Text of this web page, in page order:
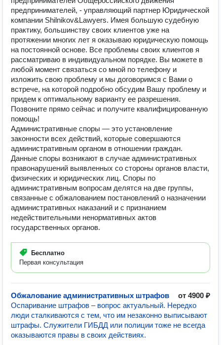
предпринимателей, - управляющий партнер Юридической
компании Shilnikov&Lawyers. Имея большую судебную
практику, большинству своих клиентов уже на
протяжении многих лет я оказываю юридическую помощь
на постоянной основе. Все проблемы своих клиентов я
рассматриваю в индивидуальном порядке. Вы можете в
любой момент связаться со мной по телефону и
изложить свою проблему и мы договоримся с Вами о
встрече, на которой подробно обсудим Вашу проблему и
придем к оптимальному варианту ее разрешения.
Позвоните прямо сейчас и получите квалифицированную
помощь!
Административные споры — это установление
законности всех действий, которые совершаются
административным органом в отношении граждан.
Данные споры возникают в случае административных
правонарушений выявленных со стороны органов власти,
физических и юридических лиц. Споры по
административным вопросам делятся на две группы,
связанные с обжалованием постановлений о назначении
административных наказаний и с признанием
недействительными ненормативных актов
государственных органов.
Бесплатно
Первая консультация
Обжалование административных штрафов
от 4900 ₽
Оспаривание штрафов – вопрос актуальный. Нередко
люди сталкиваются с тем, что им незаконно выписывают
штрафы. Служители ГИБДД или полиции тоже не всегда
оказываются правы в своих действиях.